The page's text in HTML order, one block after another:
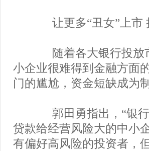
让更多“丑女”上市
随着各大银行投放
小企业很难得到金融方面
门的尴尬，资金短缺成为
郭田勇指出，“银行
贷款给经营风险大的中小
有偏好高风险的投资者，